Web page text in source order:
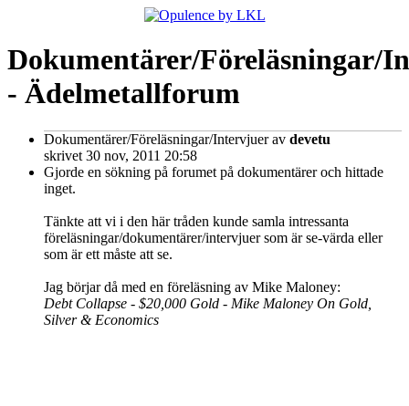
Dokumentärer/Föreläsningar/
- Ädelmetallforum
Dokumentärer/Föreläsningar/Intervjuerav devetu
skrivet 30 nov, 2011 20:58
Gjorde en sökning på forumet på dokumentärer och hittade
inget.
Tänkte att vi i den här tråden kunde samla intressanta
föreläsningar/dokumentärer/intervjuer som är se-värda eller
som är ett måste att se.
Jag börjar då med en föreläsning av Mike Maloney:
Debt Collapse - $20,000 Gold - Mike Maloney On Gold,
Silver & Economics